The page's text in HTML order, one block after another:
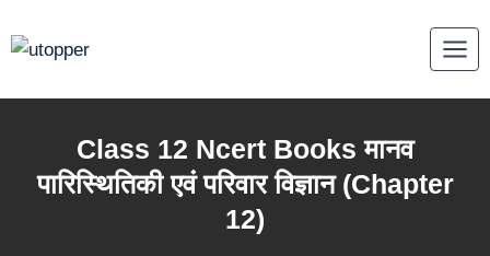
to
Class 12 Ncert Booksमानव
पारिस्थितिकी एवं परिवार विज्ञान(Chapter
12)